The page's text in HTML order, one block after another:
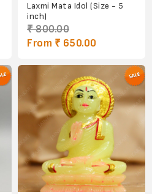
Laxmi Mata Idol (Size - 5
inch)
₹ 800.00
From ₹ 650.00